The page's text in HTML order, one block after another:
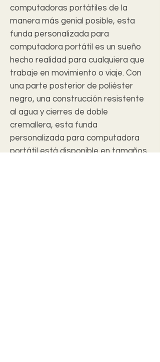
computadoras portátiles de la
manera más genial posible, esta
funda personalizada para
computadora portátil es un sueño
hecho realidad para cualquiera que
trabaje en movimiento o viaje. Con
una parte posterior de poliéster
negro, una construcción resistente
al agua y cierres de doble
cremallera, esta funda
personalizada para computadora
portátil está disponible en tamaños